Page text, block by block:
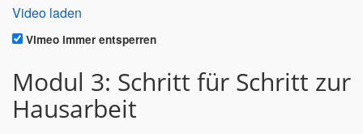
Video laden
Vimeo immer entsperren
Modul 3: Schritt für Schritt zur
Hausarbeit